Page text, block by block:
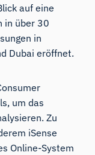
auf eine
in über 30
in
Dubai eröffnet.
um das
Zu
iSense
Online-System